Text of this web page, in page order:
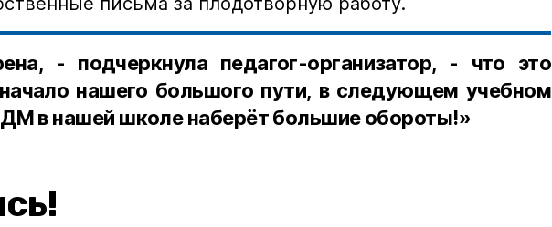
- подчеркнула педагог-организатор, - что это
нашего большого пути, в следующем учебном
в нашей школе наберёт большие обороты!»